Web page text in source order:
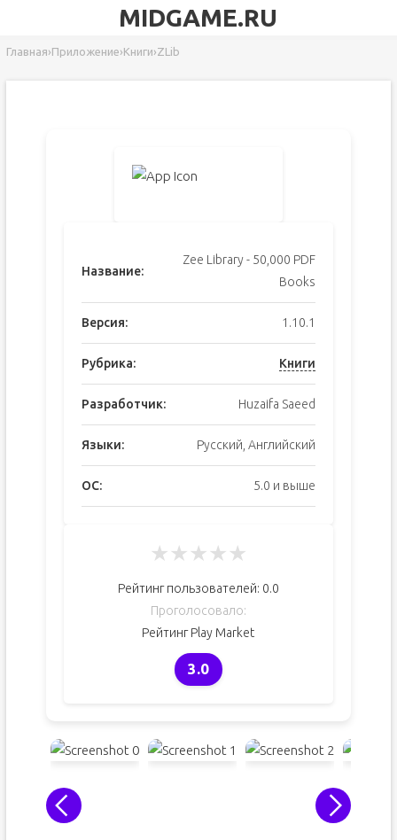
MIDGAME.RU
Главная›Приложение›Книги›ZLib
Название:
Zee Library - 50,000 PDF
Books
Версия: 1.10.1
Рубрика: Книги
Разработчик: Huzaifa Saeed
Языки: Русский, Английский
ОС: 5.0 и выше
★★★★★
Рейтинг пользователей: 0.0
Проголосовало:
Рейтинг Play Market
3.0